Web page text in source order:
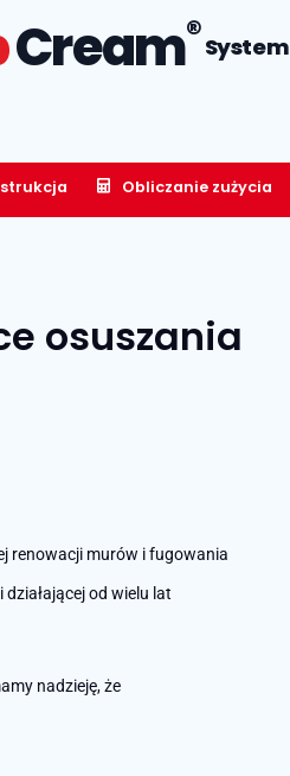
Cream®System
Obliczanie zużycia
osuszania
renowacji murów i fugowania
od wielu lat
nadzieję, że